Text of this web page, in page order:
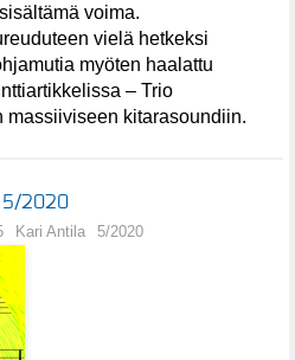
voima.
vielä hetkeksi
myöten haalattu
– Trio
kitarasoundiin.
5/2020
Kari Antila 5/2020